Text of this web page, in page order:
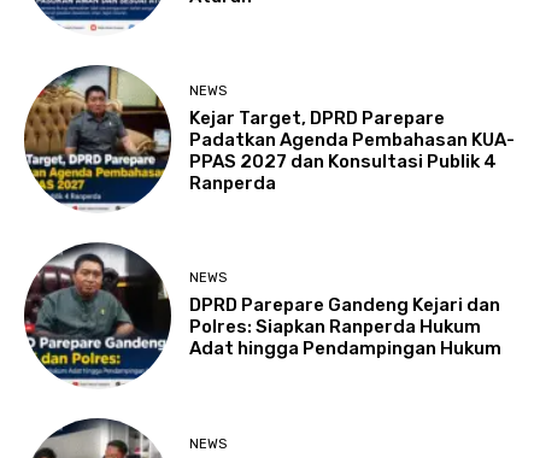
NEWS
Kejar Target, DPRD Parepare
Padatkan Agenda Pembahasan KUA-
PPAS 2027 dan Konsultasi Publik 4
Ranperda
NEWS
DPRD Parepare Gandeng Kejari dan
Polres: Siapkan Ranperda Hukum
Adat hingga Pendampingan Hukum
NEWS